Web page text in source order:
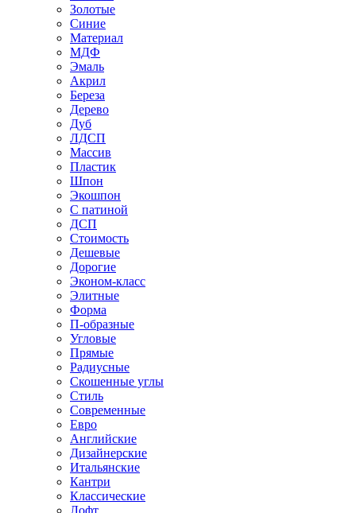
Золотые
Синие
Материал
МДФ
Эмаль
Акрил
Береза
Дерево
Дуб
ЛДСП
Массив
Пластик
Шпон
Экошпон
С патиной
ДСП
Стоимость
Дешевые
Дорогие
Эконом-класс
Элитные
Форма
П-образные
Угловые
Прямые
Радиусные
Скошенные углы
Стиль
Современные
Евро
Английские
Дизайнерские
Итальянские
Кантри
Классические
Лофт